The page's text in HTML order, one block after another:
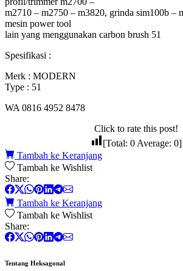
m2710 – m2750 – m3820, grinda sim100b –
mesin power tool
lain yang menggunakan carbon brush 51
Spesifikasi :
Merk : MODERN
Type : 51
WA 0816 4952 8478
Click to rate this post!
[Total: 0 Average: 0]
Tambah ke Keranjang
Tambah ke Wishlist
Share:
Tambah ke Keranjang
Tambah ke Wishlist
Share:
Tentang Heksagonal